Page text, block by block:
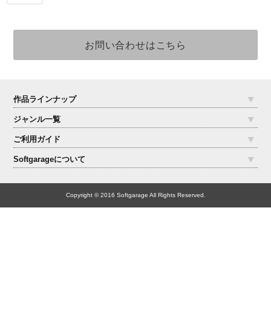
作品ラインナップ
ジャンル一覧
ご利用ガイド
Softgarageについて
Copyright © 2016 Softgarage All Rights Reserved.